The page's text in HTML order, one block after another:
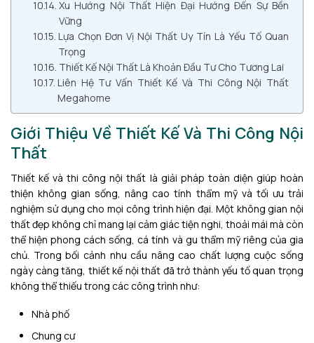
Xu Hướng Nội Thất Hiện Đại Hướng Đến Sự Bền
Vững
Lựa Chọn Đơn Vị Nội Thất Uy Tín Là Yếu Tố Quan
Trọng
Thiết Kế Nội Thất Là Khoản Đầu Tư Cho Tương Lai
Liên Hệ Tư Vấn Thiết Kế Và Thi Công Nội Thất
Megahome
Giới Thiệu Về Thiết Kế Và Thi Công Nội
Thất
Thiết kế và thi công nội thất là giải pháp toàn diện giúp hoàn
thiện không gian sống, nâng cao tính thẩm mỹ và tối ưu trải
nghiệm sử dụng cho mọi công trình hiện đại. Một không gian nội
thất đẹp không chỉ mang lại cảm giác tiện nghi, thoải mái mà còn
thể hiện phong cách sống, cá tính và gu thẩm mỹ riêng của gia
chủ. Trong bối cảnh nhu cầu nâng cao chất lượng cuộc sống
ngày càng tăng, thiết kế nội thất đã trở thành yếu tố quan trọng
không thể thiếu trong các công trình như:
Nhà phố
Chung cư